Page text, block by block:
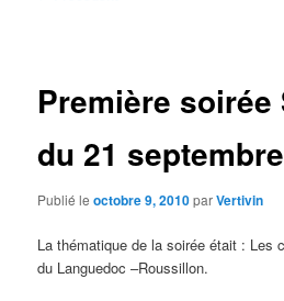
Première
du 21
Publié leoctobre 9, 2010parVertivin
La thématique de la soirée était : Les
du Languedoc –Roussillon.